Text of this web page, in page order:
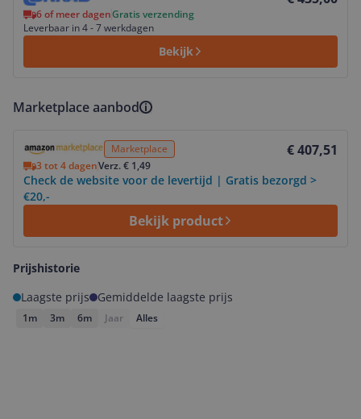
6 of meer dagenGratis verzending
Leverbaar in 4 - 7 werkdagen
Bekijk
Marketplace aanbod
Marketplace € 407,51
3 tot 4 dagenVerz. € 1,49
Check de website voor de levertijd | Gratis bezorgd >
€20,-
Bekijk product
Prijshistorie
Laagste prijs
Gemiddelde laagste prijs
1m 3m 6m Jaar Alles